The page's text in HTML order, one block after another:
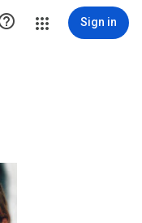
Sign in